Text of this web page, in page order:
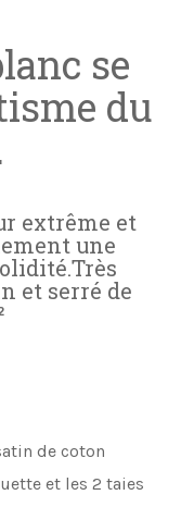
se
du
extrême et
une
et serré de
de coton
et les 2 taies